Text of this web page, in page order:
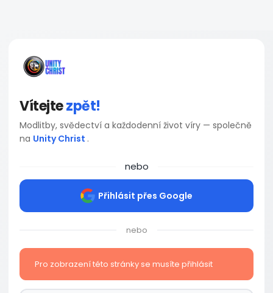
Vítejtezpět!
Modlitby, svědectví a každodenní život víry — společně
na Unity Christ .
nebo
Přihlásit přes Google
nebo
Pro zobrazení této stránky se musíte přihlásit